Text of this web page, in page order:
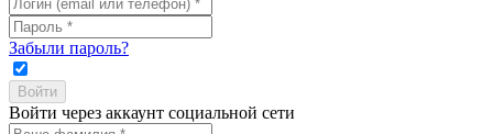
Забыли пароль?
Войти через аккаунт социальной сети